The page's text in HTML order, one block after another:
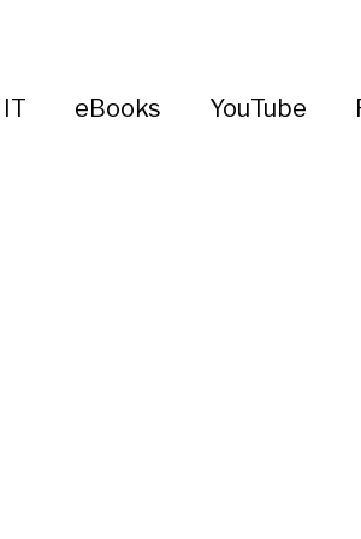
IT eBooks YouTube